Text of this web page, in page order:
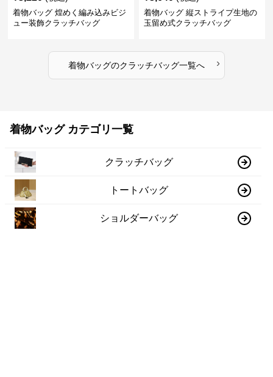
着物バッグ 煌めく編み込みビジ
ュー装飾クラッチバッグ
着物バッグ 縦ストライプ生地の
玉留め式クラッチバッグ
着物バッグのクラッチバッグ一覧へ ›
着物バッグ カテゴリ一覧
クラッチバッグ
トートバッグ
ショルダーバッグ